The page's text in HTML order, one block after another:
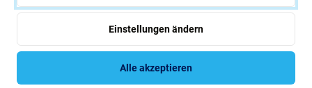
Rated Excellent
Over
Einstellungen ändern
Alle akzeptieren